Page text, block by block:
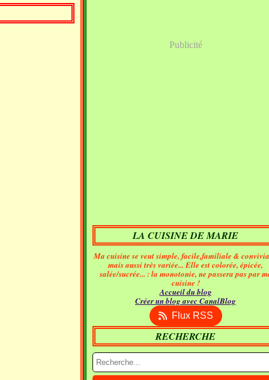
Publicité
LA CUISINE DE MARIE
Ma cuisine se veut simple, facile,familiale &
mais aussi très variée... Elle est colorée, épicée,
salée/sucrée... : la monotonie, ne passera pas par
cuisine !
Accueil du blog
Créer un blog avec CanalBlog
Flux RSS
RECHERCHE